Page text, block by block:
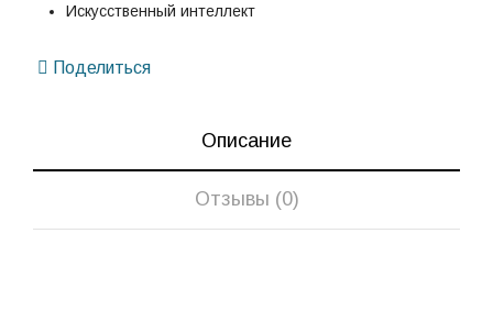
Искусственный интеллект
Поделиться
Описание
Отзывы (0)